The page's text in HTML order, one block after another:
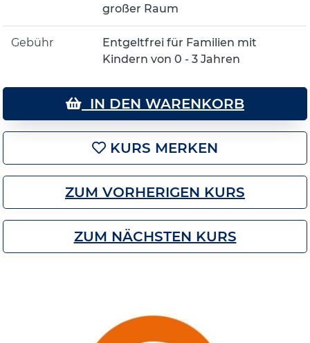
großer Raum
Gebühr
Entgeltfrei für Familien mit
Kindern von 0 - 3 Jahren
IN DEN WARENKORB
KURS MERKEN
ZUM VORHERIGEN KURS
ZUM NÄCHSTEN KURS